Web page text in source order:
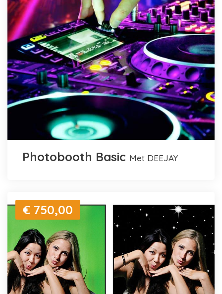
Photobooth Basic met DEEJAY
€ 750,00